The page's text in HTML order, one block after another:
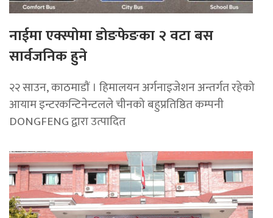
नाईमा एक्स्पोमा डोङफेङका २ वटा बस
सार्वजनिक हुने
२२ साउन, काठमाडाैं । हिमालयन अर्गनाइजेशन अन्तर्गत रहेको
आयाम इन्टरकन्टिनेन्टलले चीनको बहुप्रतिष्ठित कम्पनी
DONGFENG द्वारा उत्पादित